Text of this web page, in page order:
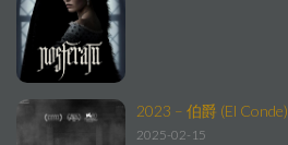
2023 – 伯爵 (El Conde)
2025-02-15